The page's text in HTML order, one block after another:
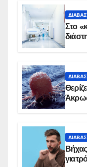
Στο